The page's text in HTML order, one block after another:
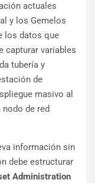
actuales
y los Gemelos
los datos que
capturar variables
tubería y
de
masivo al
de red
información sin
debe estructurar
Administration